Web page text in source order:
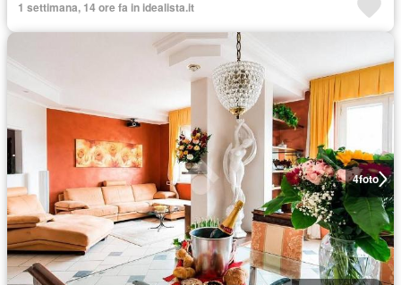
1 settimana, 14 ore fa in idealista.it
4foto